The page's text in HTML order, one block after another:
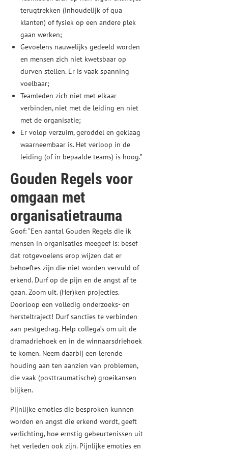
terugtrekken (inhoudelijk of qua
klanten) of fysiek op een andere plek
gaan werken;
Gevoelens nauwelijks gedeeld worden
en mensen zich niet kwetsbaar op
durven stellen. Er is vaak spanning
voelbaar;
Teamleden zich niet met elkaar
verbinden, niet met de leiding en niet
met de organisatie;
Er volop verzuim, geroddel en geklaag
waarneembaar is. Het verloop in de
leiding (of in bepaalde teams) is hoog.”
Gouden Regels voor
omgaan met
organisatietrauma
Goof: “Een aantal Gouden Regels die ik
mensen in organisaties meegeef is: besef
dat rotgevoelens erop wijzen dat er
behoeftes zijn die niet worden vervuld of
erkend. Durf op de pijn en de angst af te
gaan. Zoom uit. (Her)ken projecties.
Doorloop een volledig onderzoeks- en
hersteltraject! Durf sancties te verbinden
aan pestgedrag. Help collega’s om uit de
dramadriehoek en in de winnaarsdriehoek
te komen. Neem daarbij een lerende
houding aan ten aanzien van problemen,
die vaak (posttraumatische) groeikansen
blijken.
Pijnlijke emoties die besproken kunnen
worden en angst die erkend wordt, geeft
verlichting, hoe ernstig gebeurtenissen uit
het verleden ook zijn. Pijnlijke emoties en